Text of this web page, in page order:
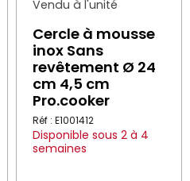
Vendu à l'unité
Cercle à mousse
inox Sans
revêtement Ø 24
cm 4,5 cm
Pro.cooker
Réf : E1001412
Disponible sous 2 à 4
semaines